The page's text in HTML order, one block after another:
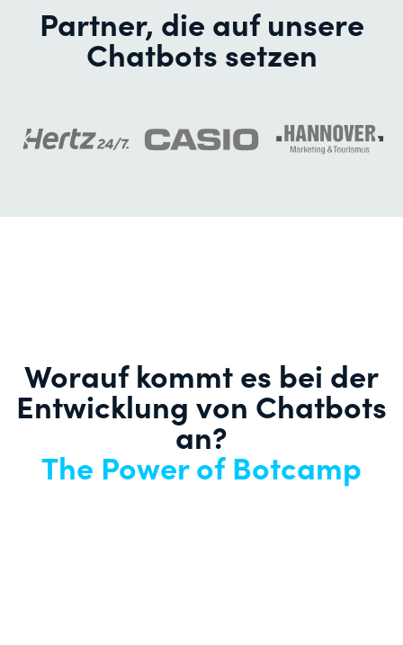
Partner, die auf unsere
Chatbots setzen
Worauf kommt es bei der
Entwicklung von Chatbots
an?
The Power of Botcamp